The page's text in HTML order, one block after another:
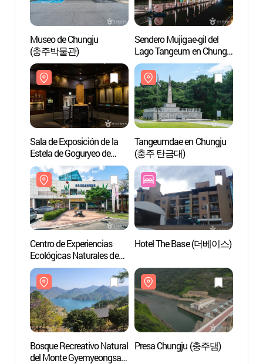
Museo de Chungju
(충주박물관)
Sendero Mujigae-gil del
Lago Tangeum en Chungju
(충주 탄금호 무지개길)
Sala de Exposición de la
Estela de Goguryeo de
Chungju
(충주고구려비전시관)
Tangeumdae en Chungju
(충주 탄금대)
Centro de Experiencias
Ecológicas Naturales de
Chungju
(충주자연생태체험관)
Hotel The Base (더베이스)
Bosque Recreativo Natural
del Monte Gyemyeongsan
Presa Chungju (충주댐)